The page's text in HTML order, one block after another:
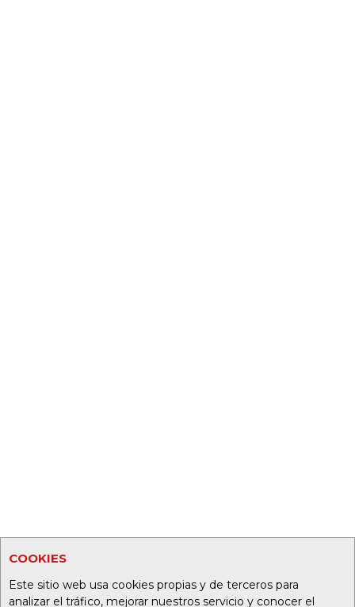
COOKIES
Este sitio web usa cookies propias y de terceros para
analizar el tráfico, mejorar nuestros servicio y conocer el